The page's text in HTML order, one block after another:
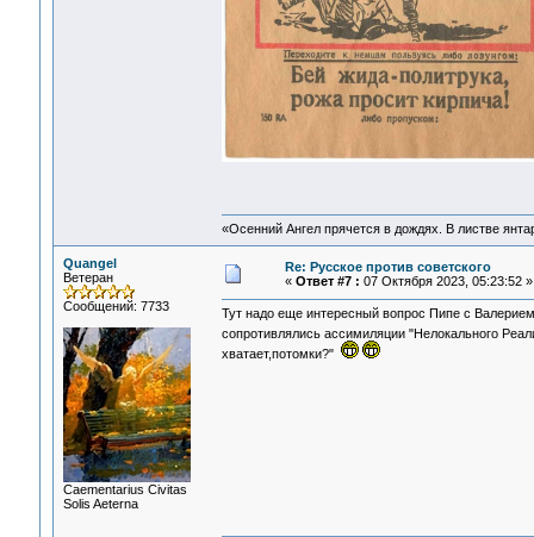
«Осенний Ангел прячется в дождях. В листве
Quangel
Ветеран
Сообщений: 7733
Сaementarius Civitas
Solis Aeterna
Re: Русское против советского
« Ответ #7 : 07 Октября 2023, 05:23:52 »
Тут надо еще интересный вопрос Пипе с
сопротивлялись ассимиляции "Нелокального
хватает,потомки?"